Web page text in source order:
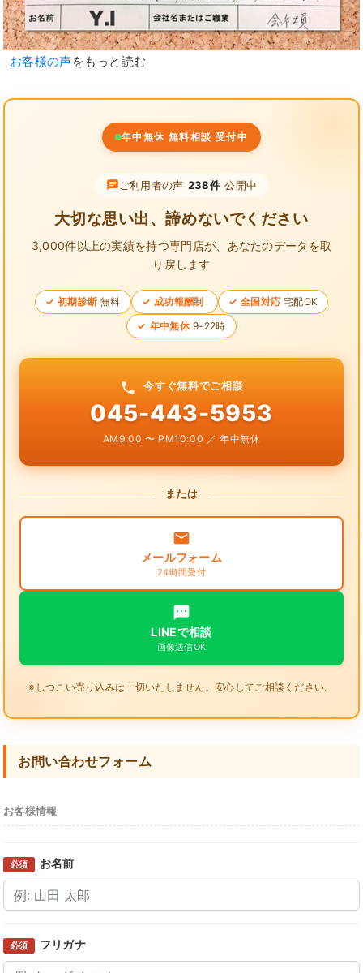
お客様の声をもっと読む
年中無休 無料相談 受付中
ご利用者の声 238件 公開中
大切な思い出、諦めないでください
3,000件以上の実績を持つ専門店が、 あなたのデータを取
り戻します
初期診断 無料 成功報酬制 全国対応 宅配OK
年中無休 9-22時
今すぐ無料でご相談
045-443-5953
AM9:00 〜 PM10:00 ／ 年中無休
または
メールフォーム
24時間受付
LINEで相談
画像送信OK
※しつこい売り込みは一切いたしません。安心してご相談ください。
お問い合わせフォーム
お客様情報
必須 お名前
必須 フリガナ